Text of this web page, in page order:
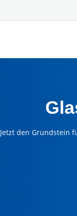
Jetzt den Grundstein